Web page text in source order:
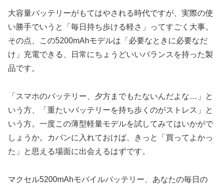
大容量バッテリーがもてはやされる時代ですが、実際の使
い勝手でいうと「毎日持ち歩ける軽さ」ってすごく大事。
その点、この5200mAhモデルは「必要なときに必要なだ
け」充電できる、日常にちょうどいいバランスを持った製
品です。
「スマホのバッテリー、夕方までもたないんだよな…」と
いう方、「重たいバッテリーを持ち歩くのがストレス」と
いう方。一度この薄型軽量モデルを試してみてはいかがで
しょうか。カバンに入れておけば、きっと「買ってよかっ
た」と思える場面に出会えるはずです。
マクセル5200mAhモバイルバッテリー、あなたの毎日の